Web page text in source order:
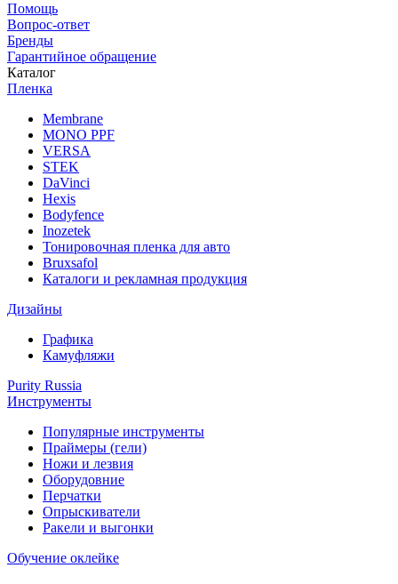
Помощь
Вопрос-ответ
Бренды
Гарантийное обращение
Каталог
Пленка
Membrane
MONO PPF
VERSA
STEK
DaVinci
Hexis
Bodyfence
Inozetek
Тонировочная пленка для авто
Bruxsafol
Каталоги и рекламная продукция
Дизайны
Графика
Камуфляжи
Purity Russia
Инструменты
Популярные инструменты
Праймеры (гели)
Ножи и лезвия
Оборудовние
Перчатки
Опрыскиватели
Ракели и выгонки
Обучение оклейке